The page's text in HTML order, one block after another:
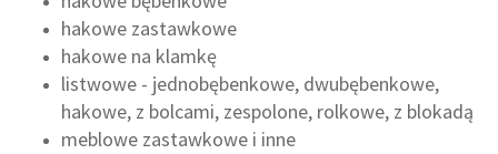
hakowe zastawkowe
hakowe na klamkę
listwowe - jednobębenkowe, dwubębenkowe,
hakowe, z bolcami, zespolone, rolkowe, z blokadą
meblowe zastawkowe i inne